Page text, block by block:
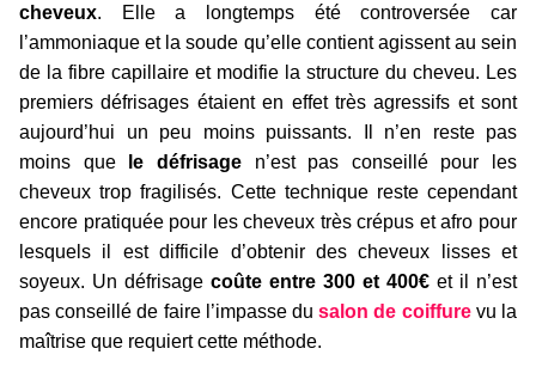
cheveux. Elle a longtemps été controversée car
l’ammoniaque et la soude qu’elle contient agissent au sein
de la fibre capillaire et modifie la structure du cheveu. Les
premiers défrisages étaient en effet très agressifs et sont
aujourd’hui un peu moins puissants. Il n’en reste pas
moins que
le défrisagen’est pas conseillé pour les
cheveux trop fragilisés. Cette technique reste cependant
encore pratiquée pour les cheveux très crépus et afro pour
lesquels il est difficile d’obtenir des cheveux lisses et
soyeux. Un défrisage coûte entre 300 et 400€ et il n’est
pas conseillé de faire l’impasse dusalon de coiffurevu la
maîtrise que requiert cette méthode.